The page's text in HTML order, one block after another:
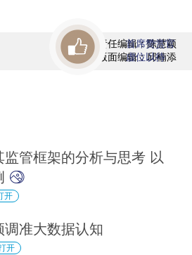
责任编辑：陈慧颖
版面编辑：邱楠添
首席赞赏官
虚位以待
管框架的分析与思考 以
开
准大数据认知
开